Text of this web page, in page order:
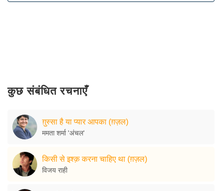
कुछ संबंधित रचनाएँ
ग़ुस्सा है या प्यार आपका (ग़ज़ल)
ममता शर्मा 'अंचल'
किसी से इश्क़ करना चाहिए था (ग़ज़ल)
विजय राही